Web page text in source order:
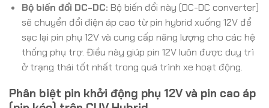
Bộ biến đổi DC-DC: Bộ biến đổi này (DC-DC converter)
sẽ chuyển đổi điện áp cao từ pin hybrid xuống 12V để
sạc lại pin phụ 12V và cung cấp năng lượng cho các hệ
thống phụ trợ. Điều này giúp pin 12V luôn được duy trì
ở trạng thái tốt nhất trong quá trình xe hoạt động.
Phân biệt pin khởi động phụ 12V và pin cao áp